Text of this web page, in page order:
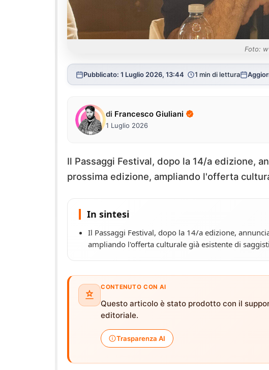
Foto:
Pubblicato: 1 Luglio 2026, 13:44 1 min di lettura
di Francesco Giuliani
1 Luglio 2026
Il Passaggi Festival, dopo la 14/a edizione,
prossima edizione, ampliando l'offerta
In sintesi
Il Passaggi Festival, dopo la 14/a edizione,
ampliando l'offerta culturale già esistente di
CONTENUTO CON AI
Questo articolo è stato prodotto con il
editoriale.
Trasparenza AI